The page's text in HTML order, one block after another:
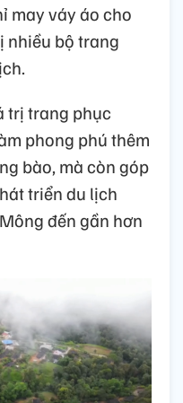
may váy áo cho
nhiều bộ trang
trị trang phục
phong phú thêm
bào, mà còn góp
triển du lịch
đến gần hơn